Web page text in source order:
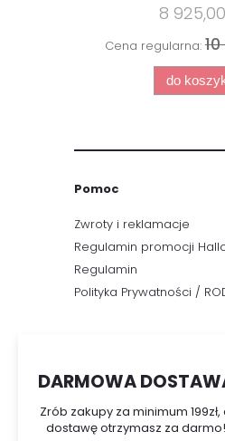
8
Cena regularna:
do
DARMOWA
Zrób zakupy za minimum 199zł,
dostawę otrzymasz za darmo!
Pomoc
Zwroty i reklamacje
Regulamin promocji
Regulamin
Polityka Prywatności /